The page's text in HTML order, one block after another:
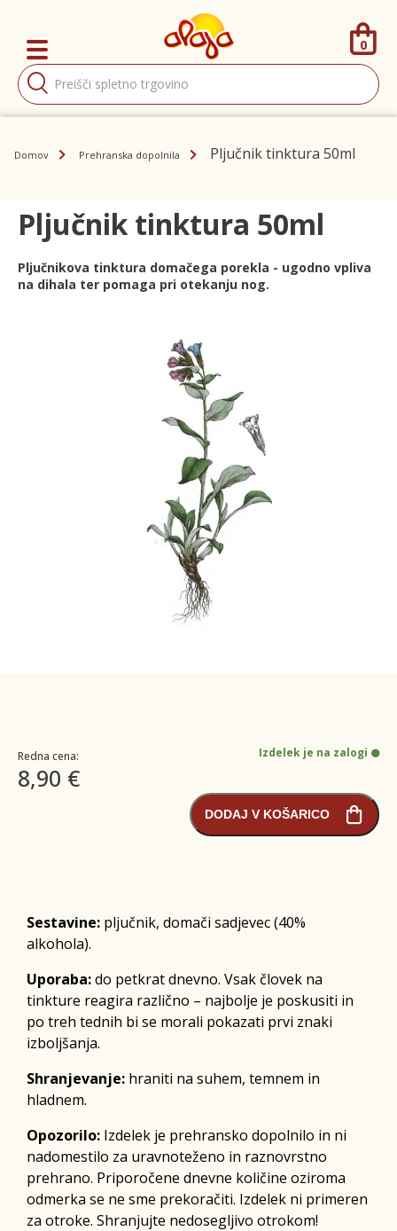
Products
search
0
Domov Prehranska dopolnila Pljučnik tinktura 50ml
Pljučnik tinktura 50ml
Pljučnikova tinktura domačega porekla - ugodno vpliva
na dihala ter pomaga pri otekanju nog.
Redna cena:
8,90 €
Izdelek je na zalogi
DODAJ V KOŠARICO
Sestavine: pljučnik, domači sadjevec (40%
alkohola).
Uporaba:do petkrat dnevno. Vsak človek na
tinkture reagira različno – najbolje je poskusiti in
po treh tednih bi se morali pokazati prvi znaki
izboljšanja.
Shranjevanje: hraniti na suhem, temnem in
hladnem.
Opozorilo: Izdelek je prehransko dopolnilo in ni
nadomestilo za uravnoteženo in raznovrstno
prehrano. Priporočene dnevne količine oziroma
odmerka se ne sme prekoračiti. Izdelek ni primeren
za otroke. Shranjujte nedosegljivo otrokom!